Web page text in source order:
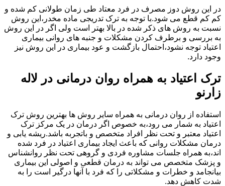
در این روش دوز مصرف در فرد معتاد طی زمان طولانی کم شده و
کم کم قطع می شود.با توجه به ترک تدریجی ماده مخدر،این روش
نسبت به روش های ذکر شده در بالا بهتر است ولی اگر در این روش
به بررسی و برطرف کردن مشکلات و جنبه های روانی بیماری
اعتیاد توجه نشود،احتمال بازگشت و عود بیماری در این روش نیز
وجود دارد.
ترک اعتیاد به همراه روان درمانی در لاله
زارنو
استفاده از روان درمانی به همراه سایر روش ها بهترین روش ترک
اعتیاد به شمار می رود،به خصوص اگر درمان در یک مرکز ترک
اعتیاد معتبر و تحت نظر افراد متخصص و باتجربه باشد.ریشه یابی و
درمان مشکلات روانی که باعث ایجاد بیماری اعتیاد در فرد شده
اند،به همراه جلسات مشاوره فردی و گروهی تحت نظر روانشناس
و پزشک متخصص می تواند به درمان قطعی و اصولی این بیماری
بیانجامد و خطرات و مشکلاتی را که فرد با آنها درگیر است را به
شدت کاهش دهد.